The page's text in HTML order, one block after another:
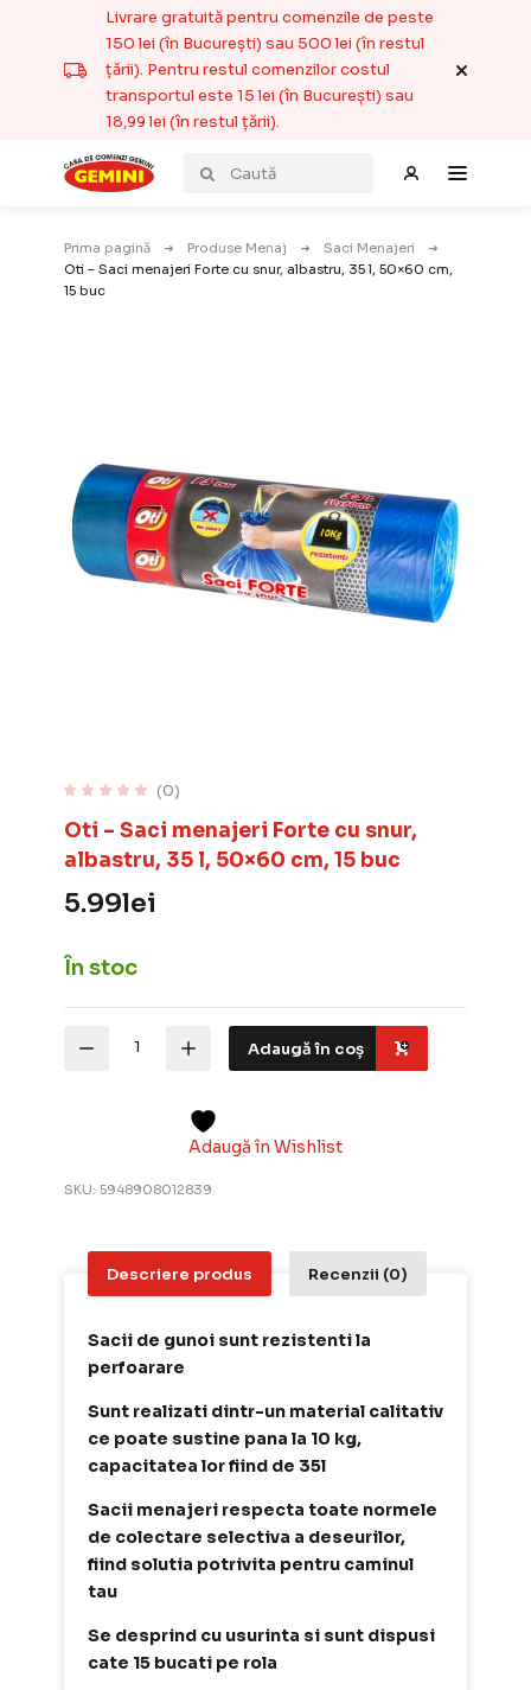
Livrare gratuită pentru comenzile de peste
150 lei (în București) sau 500 lei (în restul
țării). Pentru restul comenzilor costul
transportul este 15 lei (în București) sau
18,99 lei (în restul țării).
Prima pagină Produse Menaj
Saci Menajeri
Oti – Saci menajeri Forte cu snur, albastru, 35 l, 50×60 cm,
15 buc
(0)
Oti – Saci menajeri Forte cu snur,
albastru, 35 l, 50×60 cm, 15 buc
5.99lei
În stoc
Oti
snur,
50x60
cm,
buc
Adaugă în coș
Adaugă în Wishlist
SKU: 5948908012839
Descriere produs Recenzii (0)
Sacii de gunoi sunt rezistenti la
perfoarare
Sunt realizati dintr-un material calitativ
ce poate sustine pana la 10 kg,
capacitatea lor fiind de 35l
Sacii menajeri respecta toate normele
de colectare selectiva a deseurilor,
fiind solutia potrivita pentru caminul
tau
Se desprind cu usurinta si sunt dispusi
cate 15 bucati pe rola